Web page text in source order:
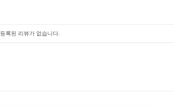
등록된 리뷰가 없습니다.